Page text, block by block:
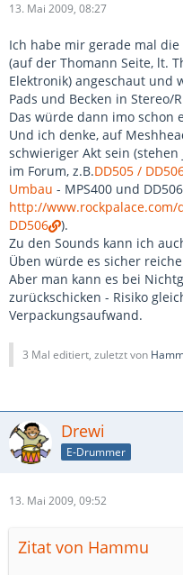
13. Mai 2009, 08:27
Ich habe mir gerade mal
(auf der Thomann Seite, lt.
Elektronik) angeschaut und
Pads und Becken in
Das würde dann imo schon
Und ich denke, auf
schwieriger Akt sein
im Forum, z.B.DD505 /
Umbau - MPS400 und
http://www.rockpalace.com/
DD506
).
Zu den Sounds kann ich
Üben würde es sicher
Aber man kann es bei
zurückschicken - Risiko
Verpackungsaufwand.
3 Mal editiert, zuletzt von
Drewi
E-Drummer
13. Mai 2009, 09:52
Zitat von Hammu